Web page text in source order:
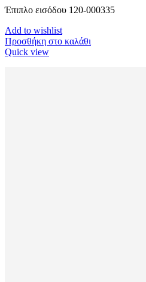
Έπιπλο εισόδου 120-000335
Add to wishlist
Προσθήκη στο καλάθι
Quick view